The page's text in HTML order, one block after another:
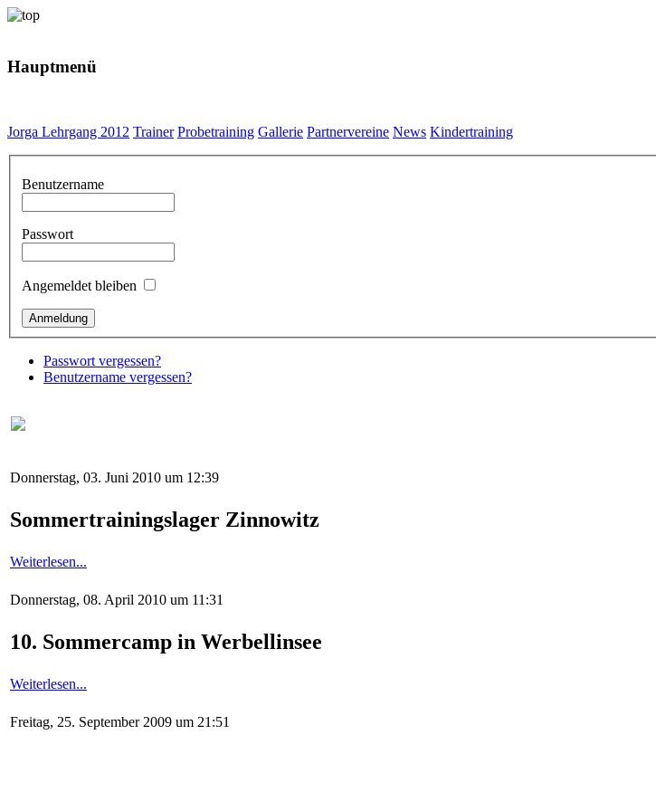
Hauptmenü
Jorga Lehrgang 2012 Trainer Probetraining Gallerie Partnervereine News Kindertraining
Benutzername
Passwort
Angemeldet bleiben
Passwort vergessen?
Benutzername vergessen?
Donnerstag, 03. Juni 2010 um 12:39
Sommertrainingslager Zinnowitz
Weiterlesen...
Donnerstag, 08. April 2010 um 11:31
10. Sommercamp in Werbellinsee
Weiterlesen...
Freitag, 25. September 2009 um 21:51